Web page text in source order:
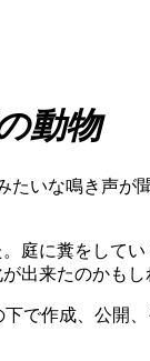
動物
たいな鳴き声
庭に糞をして
出来たのかも
下で作成、公開